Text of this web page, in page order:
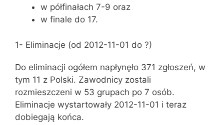
w półfinałach 7-9 oraz
w finale do 17.
1- Eliminacje (od 2012-11-01 do ?)
Do eliminacji ogółem napłynęło 371 zgłoszeń, w
tym 11 z Polski. Zawodnicy zostali
rozmieszczeni w 53 grupach po 7 osób.
Eliminacje wystartowały 2012-11-01 i teraz
dobiegają końca.